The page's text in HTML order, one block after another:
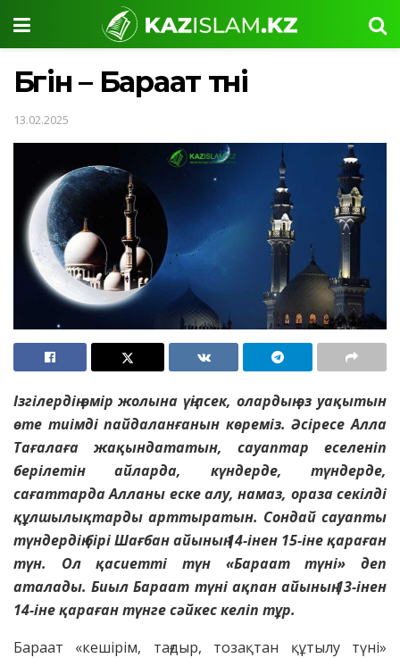
Бүгін – Бараат түні
13.02.2025
Ізгілердің өмір жолына үңілсек, олардың өз уақытын
өте тиімді пайдаланғанын көреміз. Әсіресе Алла
Тағалаға жақындататын, сауаптар еселеніп
берілетін айларда, күндерде, түндерде,
сағаттарда Алланы еске алу, намаз, ораза секілді
құлшылықтарды арттыратын. Сондай сауапты
түндердің бірі Шағбан айының 14-інен 15-іне қараған
түн. Ол қасиетті түн «Бараат түні» деп
аталады. Биыл Бараат түні ақпан айының 13-інен
14-іне қараған түнге сәйкес келіп тұр.
Бараат «кешірім, тағдыр, тозақтан құтылу түні»